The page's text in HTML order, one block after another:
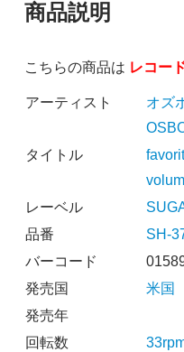
商品説明
こちらの商品は レコー
アーティスト オズ
タイトル
レーベル
品番
SH-
バーコード
発売国
米国
発売年
回転数